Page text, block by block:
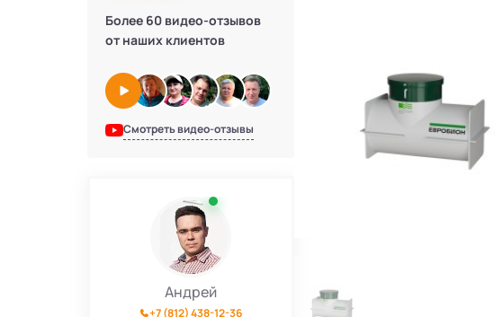
Более 60 видео-отзывов
от наших клиентов
Смотреть видео-отзывы
Андрей
+7 (812) 438-12-36